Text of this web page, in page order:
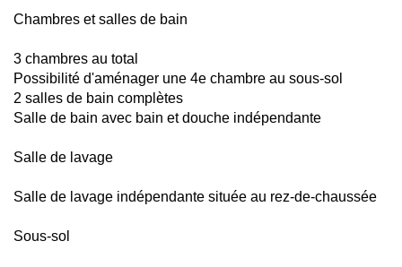
Chambres et salles de bain
3 chambres au total
Possibilité d'aménager une 4e chambre au sous-sol
2 salles de bain complètes
Salle de bain avec bain et douche indépendante
Salle de lavage
Salle de lavage indépendante située au rez-de-chaussée
Sous-sol